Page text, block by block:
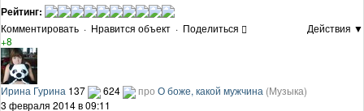
Рейтинг:
Комментировать · Нравится объект · Поделиться
Действия ▼
+8
Ирина Гурина 137 624 про О боже, какой мужчина (Музыка)
3 февраля 2014 в 09:11